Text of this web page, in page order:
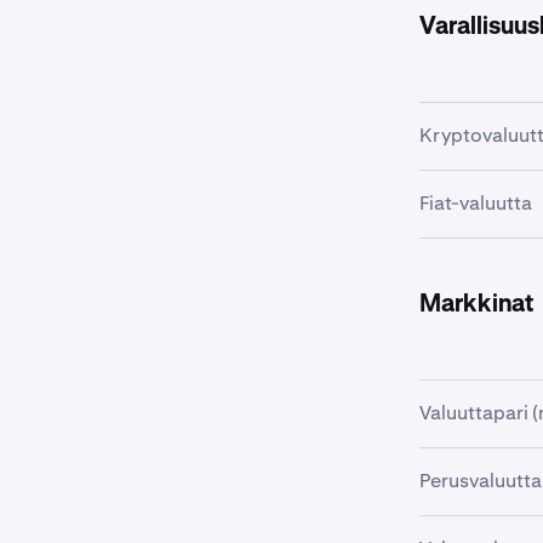
Kryptovaluutta
hajautetusti.
Fiat-valuutta
Markkinat
Valuuttapari
Jotta yksi
Perusvaluutta
Valuuttaparin